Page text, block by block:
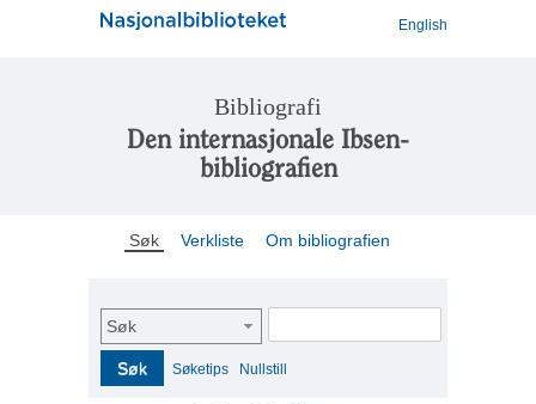
English
Bibliografi
Den internasjonale Ibsen-
bibliografien
Søk Verkliste Om bibliografien
Søk
Søk Søketips Nullstill